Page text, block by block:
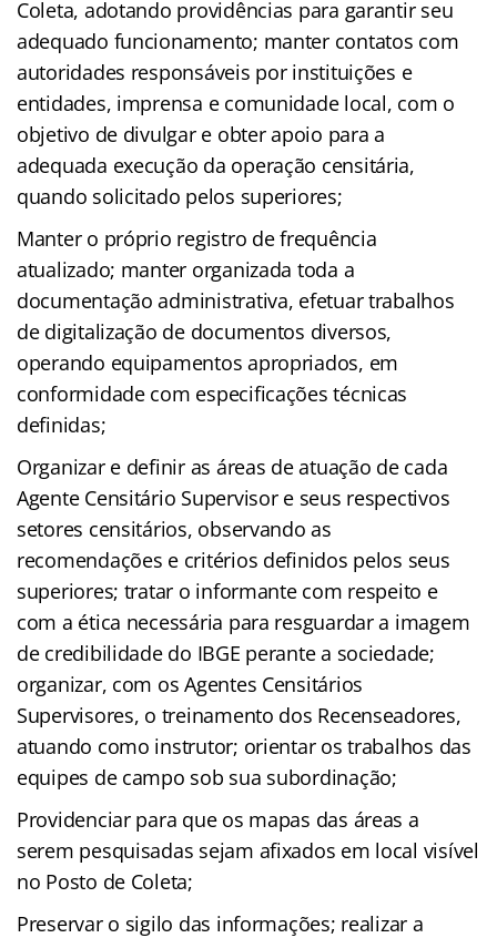
Coleta, adotando providências para garantir seu
adequado funcionamento; manter contatos com
autoridades responsáveis por instituições e
entidades, imprensa e comunidade local, com o
objetivo de divulgar e obter apoio para a
adequada execução da operação censitária,
quando solicitado pelos superiores;
Manter o próprio registro de frequência
atualizado; manter organizada toda a
documentação administrativa, efetuar trabalhos
de digitalização de documentos diversos,
operando equipamentos apropriados, em
conformidade com especificações técnicas
definidas;
Organizar e definir as áreas de atuação de cada
Agente Censitário Supervisor e seus respectivos
setores censitários, observando as
recomendações e critérios definidos pelos seus
superiores; tratar o informante com respeito e
com a ética necessária para resguardar a imagem
de credibilidade do IBGE perante a sociedade;
organizar, com os Agentes Censitários
Supervisores, o treinamento dos Recenseadores,
atuando como instrutor; orientar os trabalhos das
equipes de campo sob sua subordinação;
Providenciar para que os mapas das áreas a
serem pesquisadas sejam afixados em local visível
no Posto de Coleta;
Preservar o sigilo das informações; realizar a